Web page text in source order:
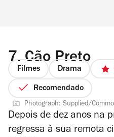
7. Cão Preto
Filmes Drama
Recomendado
Photograph: Supplied/
Depois de dez anos na
regressa à sua remota